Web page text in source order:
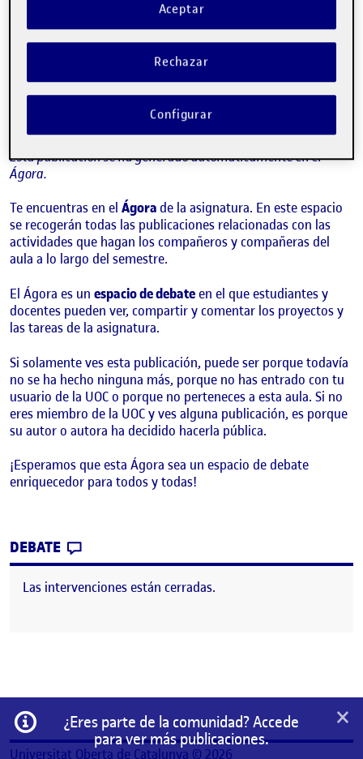
Publicado por¡Bienvenidos y bienvenidas!
Esta publicación se ha generado automáticamente en el
Ágora.
Te encuentras en el Ágora de la asignatura. En este espacio
se recogerán todas las publicaciones relacionadas con las
actividades que hagan los compañeros y compañeras del
aula a lo largo del semestre.
El Ágora es un espacio de debateen el que estudiantes y
docentes pueden ver, compartir y comentar los proyectos y
las tareas de la asignatura.
Si solamente ves esta publicación, puede ser porque todavía
no se ha hecho ninguna más, porque no has entrado con tu
usuario de la UOC o porque no perteneces a esta aula. Si no
eres miembro de la UOC y ves alguna publicación, es porque
su autor o autora ha decidido hacerla pública.
¡Esperamos que esta Ágora sea un espacio de debate
enriquecedor para todos y todas!
DEBATE
Las intervenciones están cerradas.
Información
¿Eres parte de la comunidad? Accede
para ver más publicaciones.
×
Universitat Oberta de Catalunya © 2026
Rechazar
Aceptar
Configurar